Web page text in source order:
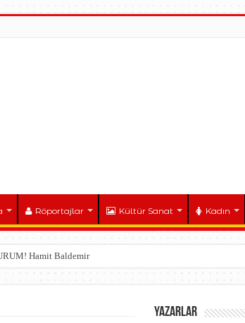
Röportajlar Kültür Sanat Kadın
DÜZENİ 7–8 TEMMUZ 2026 ANKARA NATO
YAZARLAR